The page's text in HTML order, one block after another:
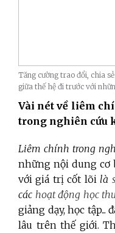
Tăng cường trao đổi, chia
giữa thế hệ đi trước với
Vài nét về liêm
trong nghiên cứu
Liêm chính trong
những nội dung cơ
với giá trị cốt lõi là
các hoạt động học
giảng dạy, học tập...
lâu trên thế giới.